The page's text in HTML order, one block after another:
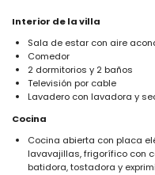
Interior de la villa
Sala de estar con aire
Comedor
2 dormitorios y 2 baños
Televisión por cable
Lavadero con lavadora y
Cocina
Cocina abierta con placa
lavavajillas, frigorífico con
batidora, tostadora y